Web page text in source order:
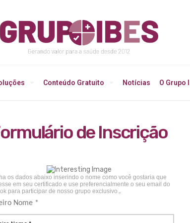
Conteúdo Gratuito Notícias O Grupo
de Inscrição
os dados abaixo inserindo o nome como você gostaria que
em seu certificado e use preferencialmente o seu email do
para participar de nosso grupo exclusivo..
Nome *